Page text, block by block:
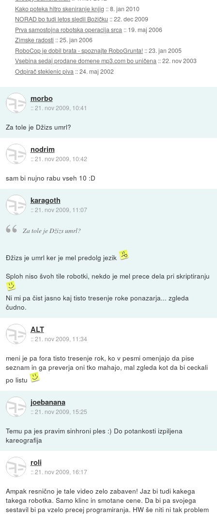
Kako poteka hitro skeniranje knjig ::8. jan 2010
NORAD bo tudi letos sledil Božičku ::22. dec 2009
Prva samostojna robotska operacija srca :: 19. maj 2006
Zimske radosti ::25. jan 2006
RoboCop je dobil brata - spoznajte RoboGrunta! ::23. jan 2005
Vsebina sedaj prodane domene mp3.com bo uničena ::22. nov 2003
Odpirač steklenic piva ::24. maj 2002
morbo
::21. nov 2009, 10:41
Za tole je Džizs umrl?
nodrim
::21. nov 2009, 10:42
sam bi nujno rabu vseh 10 :D
karagoth
::21. nov 2009, 11:07
Za tole je Džizs umrl?
Đžizs je umrl ker je mel predolg jezik
Sploh niso švoh tile robotki, nekdo je mel prece dela pri skriptiranju
Ni mi pa čist jasno kaj tisto tresenje roke ponazarja... zgleda
čudno.
ALT
::21. nov 2009, 11:34
meni je pa fora tisto tresenje rok, ko v pesmi omenjajo da pise
seznam in ga preverja oni tko mahajo, mal zgleda kot da bi ceckali
po listu
joebanana
::21. nov 2009, 15:25
Temu pa jes pravim sinhroni ples :) Do potankosti izpiljena
kareografija
roli
::21. nov 2009, 16:17
Ampak resnično je tale video zelo zabaven! Jaz bi tudi kakega
takega robotka. Samo klinc in smotane cene. Da bi pa svojega
sestavil bi pa vzelo precej programiranja. HW še niti ni tak problem